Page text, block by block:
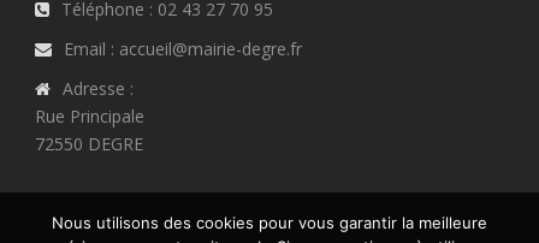
Téléphone : 02 43 27 70 95
Email : accueil@mairie-degre.fr
Adresse :
Rue Principale
72550 DEGRE
Nous utilisons des cookies pour vous garantir la meilleure